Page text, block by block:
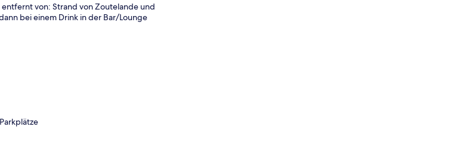
von: Strand von Zoutelande und
bei einem Drink in der Bar/Lounge